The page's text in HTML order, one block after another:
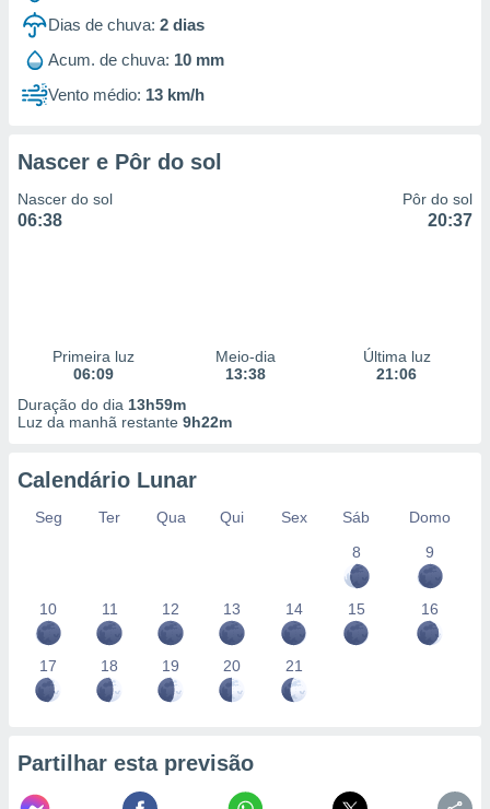
Dias de chuva: 2 dias
Acum. de chuva: 10 mm
Vento médio: 13 km/h
Nascer e Pôr do sol
Nascer do sol
06:38
Pôr do sol
20:37
Primeira luz
06:09
Meio-dia
13:38
Última luz
21:06
Duração do dia 13h59m
Luz da manhã restante 9h22m
Calendário Lunar
Seg Ter Qua Qui Sex Sáb
Domo
8
9
10 11 12 13 14 15 16
17 18 19 20 21
Partilhar esta previsão